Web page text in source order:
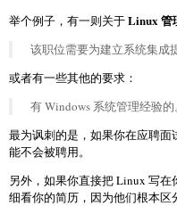
举个例子，有一则关于Linux 管
该职位需要为建立系统集成
或者有一些其他的要求：
有 Windows 系统管理经验的。
最为讽刺的是，如果你在应聘
能不会被聘用。
另外，如果你直接把 Linux 写
细看你的简历，因为他们根本区